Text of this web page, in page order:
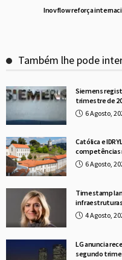
Inovflow reforça
Também lhe pode
Siemens
trimestre de
6 Agosto,
Católica e
competências
6 Agosto,
Timestamp
4 Agosto,
LG anuncia
segundo